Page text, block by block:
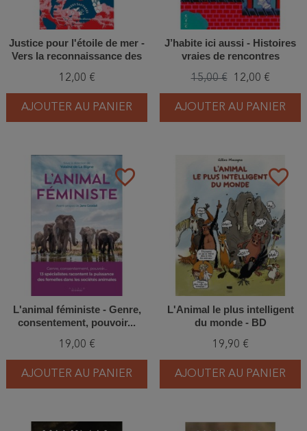
Justice pour l'étoile de mer -
Vers la reconnaissance des
12,00 €
AJOUTER AU PANIER
J’habite ici aussi - Histoires
vraies de rencontres
15,00 € 12,00 €
AJOUTER AU PANIER
favorite_border
L'animal féministe - Genre,
consentement, pouvoir...
19,00 €
AJOUTER AU PANIER
favorite_border
L'Animal le plus intelligent
du monde - BD
19,90 €
AJOUTER AU PANIER